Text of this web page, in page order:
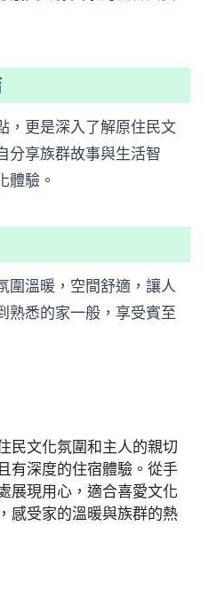
，更是深入了解原住民文
分享族群故事與生活智
體驗。
圍溫暖，空間舒適，讓人
熟悉的家一般，享受賓至
民文化氛圍和主人的親切
有深度的住宿體驗。從手
展現用心，適合喜愛文化
感受家的溫暖與族群的熱